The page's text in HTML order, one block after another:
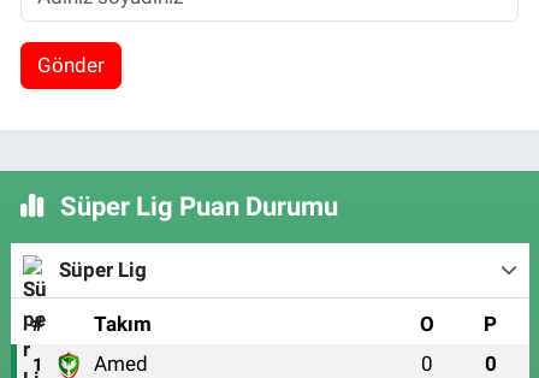
Gönder
Süper Lig Puan Durumu
Süper Lig
# Takım O P
1 Amed 0 0